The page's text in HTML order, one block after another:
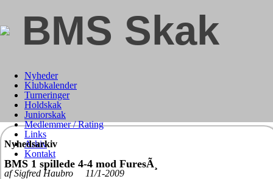
BMS Skak
Nyheder
Klubkalender
Turneringer
Holdskak
Juniorskak
Medlemmer / Rating
Links
Arkiv
Kontakt
Nyhedsarkiv
BMS 1 spillede 4-4 mod FuresÃ¸
af Sigfred Haubro 11/1-2009